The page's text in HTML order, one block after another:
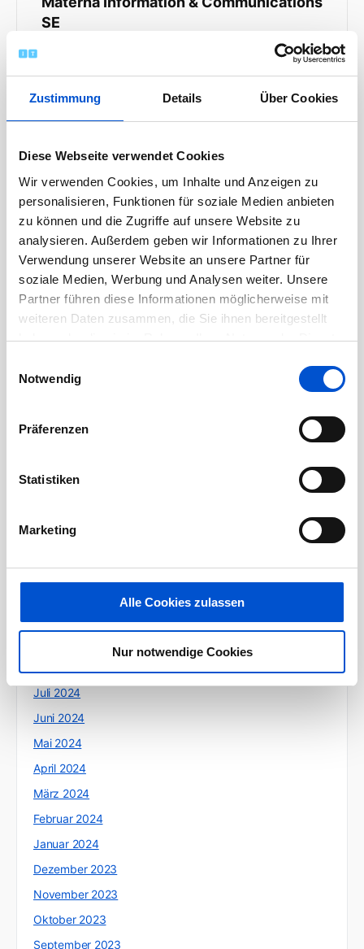
Zustimmung Details Über Cookies
Diese Webseite verwendet Cookies
Wir verwenden Cookies, um Inhalte und Anzeigen zu
personalisieren, Funktionen für soziale Medien anbieten
zu können und die Zugriffe auf unsere Website zu
analysieren. Außerdem geben wir Informationen zu Ihrer
Verwendung unserer Website an unsere Partner für
soziale Medien, Werbung und Analysen weiter. Unsere
Partner führen diese Informationen möglicherweise mit
weiteren Daten zusammen, die Sie ihnen bereitgestellt
haben oder die sie im Rahmen Ihrer Nutzung der Dienste
Notwendig
Präferenzen
Statistiken
Marketing
Alle Cookies zulassen
Nur notwendige Cookies
SE
Archiv
April 2026
März 2026
Oktober 2025
Februar 2025
Januar 2025
Juli 2024
Juni 2024
Mai 2024
April 2024
März 2024
Februar 2024
Januar 2024
Dezember 2023
November 2023
Oktober 2023
September 2023